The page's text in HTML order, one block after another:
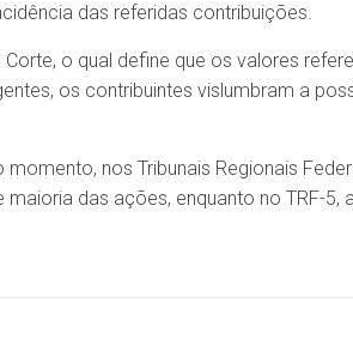
das referidas contribuições.
o qual define que os valores
os contribuintes vislumbram a
nos Tribunais Regionais
das ações, enquanto no TRF-